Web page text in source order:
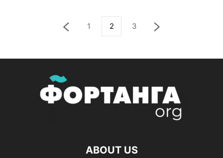
1 2 3
ABOUT US